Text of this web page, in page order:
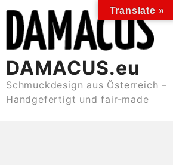
content
DAMACUS.eu
Schmuckdesign aus Österreich –
Handgefertigt und fair-made
Translate »